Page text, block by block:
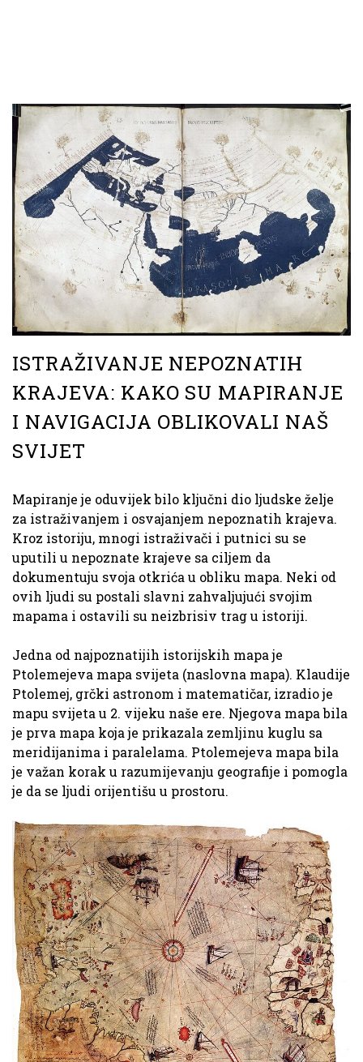
ISTRAŽIVANJE NEPOZNATIH
KRAJEVA: KAKO SU MAPIRANJE
I NAVIGACIJA OBLIKOVALI NAŠ
SVIJET
Mapiranje je oduvijek bilo ključni dio ljudske želje
za istraživanjem i osvajanjem nepoznatih krajeva.
Kroz istoriju, mnogi istraživači i putnici su se
uputili u nepoznate krajeve sa ciljem da
dokumentuju svoja otkrića u obliku mapa. Neki od
ovih ljudi su postali slavni zahvaljujući svojim
mapama i ostavili su neizbrisiv trag u istoriji.
Jedna od najpoznatijih istorijskih mapa je
Ptolemejeva mapa svijeta (naslovna mapa). Klaudije
Ptolemej, grčki astronom i matematičar, izradio je
mapu svijeta u 2. vijeku naše ere. Njegova mapa bila
je prva mapa koja je prikazala zemljinu kuglu sa
meridijanima i paralelama. Ptolemejeva mapa bila
je važan korak u razumijevanju geografije i pomogla
je da se ljudi orijentišu u prostoru.